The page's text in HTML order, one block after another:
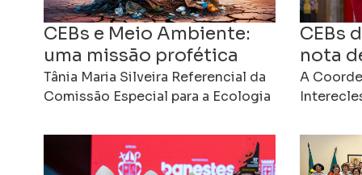
CEBs e Meio Ambiente:
uma missão profética
pelo cuidado da Casa
Comum
Tânia Maria Silveira Referencial da
Comissão Especial para a Ecologia
Leste 3 da CNBB As
Comunidades Eclesiais de Base
CEBs
nota
A
divulgou